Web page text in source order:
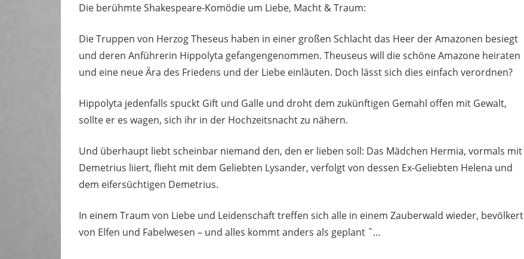
Die berühmte Shakespeare-Komödie um Liebe, Macht & Traum:
Die Truppen von Herzog Theseus haben in einer großen Schlacht das Heer der Amazonen besiegt
und deren Anführerin Hippolyta gefangengenommen. Theuseus will die schöne Amazone heiraten
und eine neue Ära des Friedens und der Liebe einläuten. Doch lässt sich dies einfach verordnen?
Hippolyta jedenfalls spuckt Gift und Galle und droht dem zukünftigen Gemahl offen mit Gewalt,
sollte er es wagen, sich ihr in der Hochzeitsnacht zu nähern.
Und überhaupt liebt scheinbar niemand den, den er lieben soll: Das Mädchen Hermia, vormals mit
Demetrius liiert, flieht mit dem Geliebten Lysander, verfolgt von dessen Ex-Geliebten Helena und
dem eifersüchtigen Demetrius.
In einem Traum von Liebe und Leidenschaft treffen sich alle in einem Zauberwald wieder, bevölkert
von Elfen und Fabelwesen – und alles kommt anders als geplant ˆ…